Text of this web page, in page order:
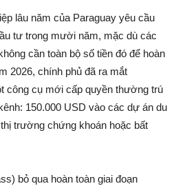
lâu năm của Paraguay yêu cầu
tư trong mười năm, mặc dù các
cần toàn bộ số tiền đó để hoàn
2026, chính phủ đã ra mắt
công cụ mới cấp quyền thường trú
150.000 USD vào các dự án du
trường chứng khoán hoặc bất
bỏ qua hoàn toàn giai đoạn